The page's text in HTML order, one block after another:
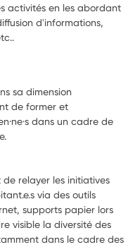
activités en les abordant
d'informations,
sa dimension
de former et
dans un cadre de
de relayer les initiatives
via des outils
supports papier lors
visible la diversité des
dans le cadre des